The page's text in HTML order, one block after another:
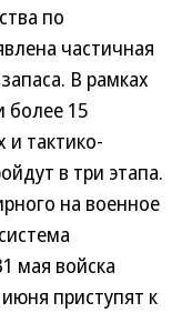
по
частичная
В рамках
более 15
и тактико-
в три этапа.
на военное
мая войска
приступят к